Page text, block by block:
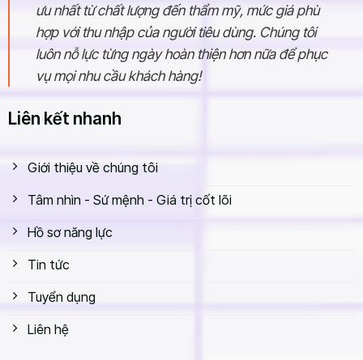
ưu nhất từ chất lượng đến thẩm mỹ, mức giá phù
hợp với thu nhập của người tiêu dùng. Chúng tôi
luôn nỗ lực từng ngày hoàn thiện hơn nữa để phục
vụ mọi nhu cầu khách hàng!
Liên kết nhanh
Giới thiệu về chúng tôi
Tâm nhìn - Sứ mệnh - Giá trị cốt lõi
Hồ sơ năng lực
Tin tức
Tuyển dụng
Liên hệ